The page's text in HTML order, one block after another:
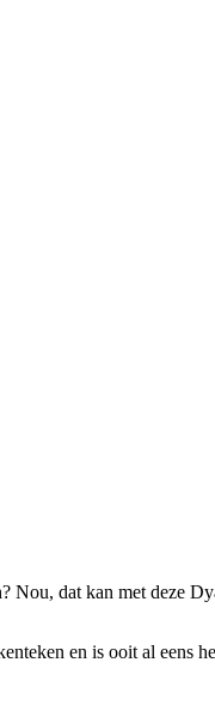
Nou, dat kan met deze
en is ooit al eens